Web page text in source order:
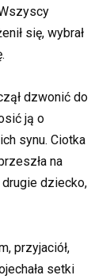
się, wybrał
dzwonić do
ją o
synu. Ciotka
na
dziecko,
przyjaciół,
setki